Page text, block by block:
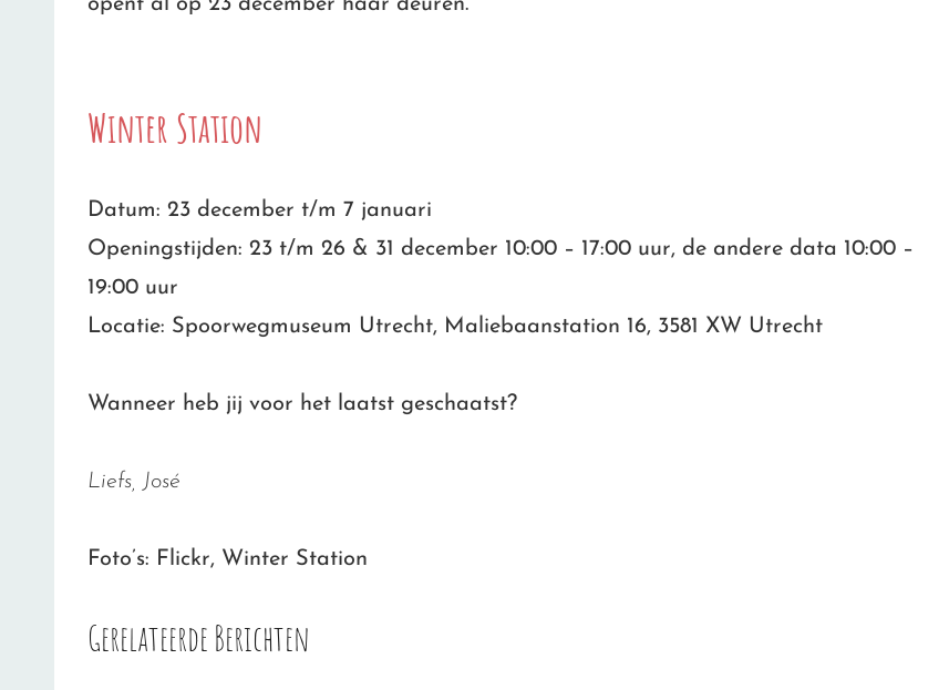
Winter Station
Datum: 23 december t/m 7 januari
Openingstijden: 23 t/m 26 & 31 december 10:00 – 17:00 uur, de andere data 10:00 –
19:00 uur
Locatie: Spoorwegmuseum Utrecht, Maliebaanstation 16, 3581 XW Utrecht
Wanneer heb jij voor het laatst geschaatst?
Liefs, José
Foto’s: Flickr, Winter Station
Gerelateerde Berichten